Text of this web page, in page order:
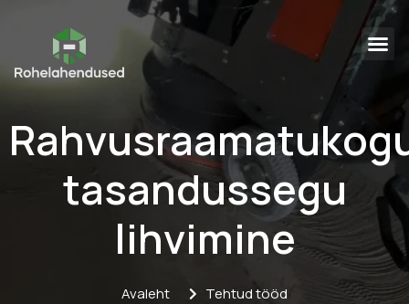
tasandussegu
lihvimine
Avaleht
Tehtud tööd